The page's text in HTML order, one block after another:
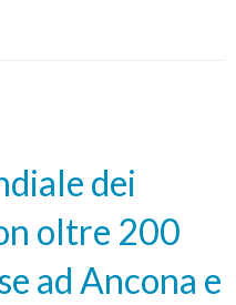
dei
oltre 200
ad Ancona e